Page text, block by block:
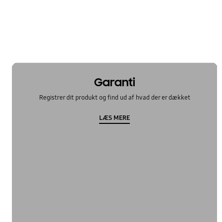
Garanti
Registrer dit produkt og find ud af hvad der er dækket
LÆS MERE